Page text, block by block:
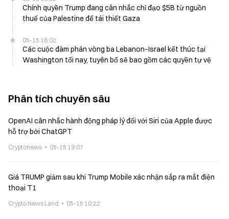
Chính quyền Trump đang cân nhắc chỉ đạo $5B từ nguồn
thuế của Palestine để tái thiết Gaza
05-15 16:02
Các cuộc đàm phán vòng ba Lebanon–Israel kết thúc tại
Washington tối nay, tuyên bố sẽ bao gồm các quyền tự vệ
Phân tích chuyên sâu
OpenAI cân nhắc hành động pháp lý đối với Siri của Apple được
hỗ trợ bởi ChatGPT
Cryptonews 05-15 19:07
Giá TRUMP giảm sau khi Trump Mobile xác nhận sắp ra mắt điện
thoại T1
Crypto News Land 05-15 10:22